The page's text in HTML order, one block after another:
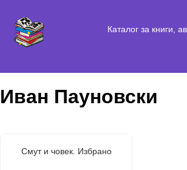
Каталог за книги,
Иван Пауновски
Смут и човек. Избрано